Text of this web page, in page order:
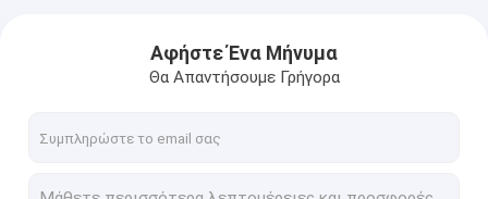
Ραδιόφωνο πλέγματος IP
Τηλεοπτική συσκευή αποστολής σημάτων COFDM
Αφήστε Ένα Μήνυμα
Θα Απαντήσουμε Γρήγορα